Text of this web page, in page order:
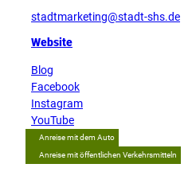
stadtmarketing@stadt-shs.de
Website
Blog
Facebook
Instagram
YouTube
Anreise mit dem Auto
Anreise mit öffentlichen Verkehrsmitteln